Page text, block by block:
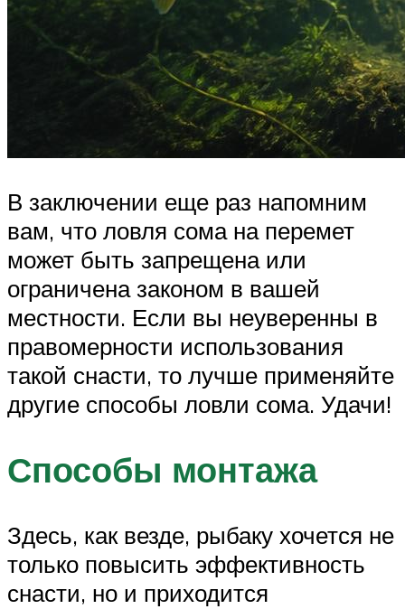
В заключении еще раз напомним
вам, что ловля сома на перемет
может быть запрещена или
ограничена законом в вашей
местности. Если вы неуверенны в
правомерности использования
такой снасти, то лучше применяйте
другие способы ловли сома. Удачи!
Способы монтажа
Здесь, как везде, рыбаку хочется не
только повысить эффективность
снасти, но и приходится